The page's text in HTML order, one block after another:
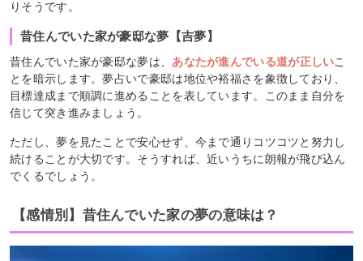
りそうです。
昔住んでいた家が豪邸な夢【吉夢】
昔住んでいた家が豪邸な夢は、 あなたが進んでいる道が正しいこ
とを暗示します。夢占いで豪邸は地位や裕福さを象徴しており、
目標達成まで順調に進めることを表しています。このまま自分を
信じて突き進みましょう。
ただし、夢を見たことで安心せず、今まで通りコツコツと努力し
続けることが大切です。そうすれば、近いうちに朗報が飛び込ん
でくるでしょう。
【感情別】昔住んでいた家の夢の意味は？